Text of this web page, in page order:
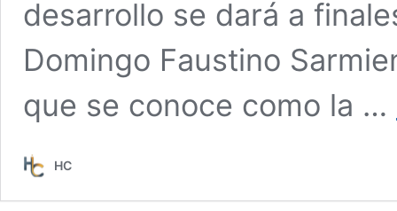
desarrollo se dará a
Domingo Faustino
que se conoce como la …
HC